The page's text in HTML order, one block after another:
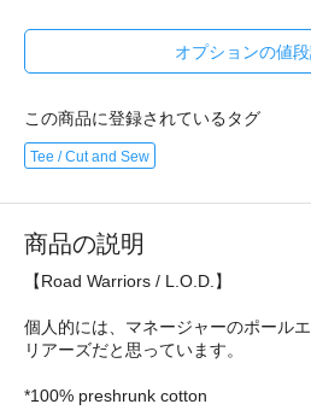
オプションの値
この商品に登録されているタグ
Tee / Cut and Sew
商品の説明
【Road Warriors / L.O.D.】
個人的には、マネージャーのポール
リアーズだと思っています。
*100% preshrunk cotton